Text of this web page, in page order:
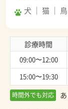
犬 猫 鳥
診療時間
09:00〜12:00
15:00〜19:30
時間外でも対応